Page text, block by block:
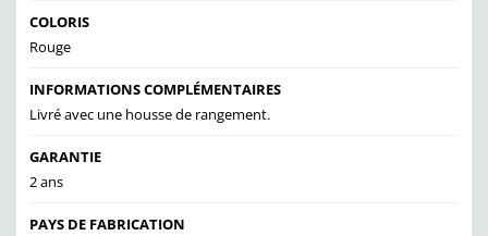
COLORIS
Rouge
INFORMATIONS COMPLÉMENTAIRES
Livré avec une housse de rangement.
GARANTIE
2 ans
PAYS DE FABRICATION